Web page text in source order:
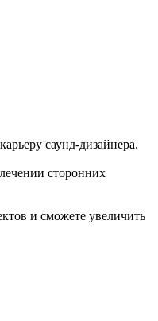
саунд-дизайнера.
сторонних
и сможете увеличить